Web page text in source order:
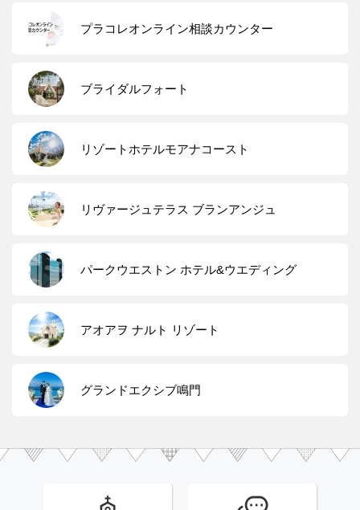
プラコレオンライン相談カウンター
ブライダルフォート
リゾートホテルモアナコースト
リヴァージュテラス ブランアンジュ
パークウエストン ホテル&ウエディング
アオアヲ ナルト リゾート
グランドエクシブ鳴門